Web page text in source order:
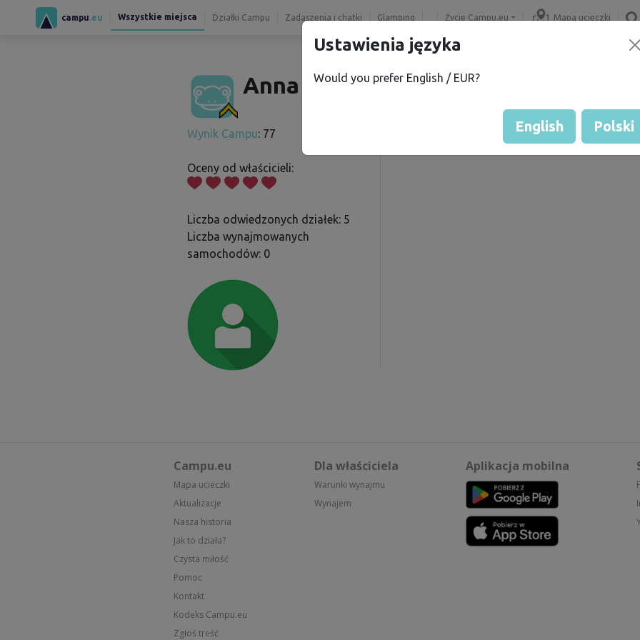
campu .eu Wszystkie miejsca Działki Campu Zadaszenia i chatki Glamping Życie Campu.eu Mapa ucieczki
Anna H.
Wynik Campu: 77
Oceny od właścicieli:
Liczba odwiedzonych działek: 5
Liczba wynajmowanych
samochodów: 0
Campu.eu
Mapa ucieczki
Aktualizacje
Nasza historia
Jak to działa?
Czysta miłość
Pomoc
Kontakt
Kodeks Campu.eu
Zgłoś treść
Dla właściciela
Warunki wynajmu
Wynajem
Aplikacja mobilna
Ustawienia języka
Would you prefer English / EUR?
English Polski